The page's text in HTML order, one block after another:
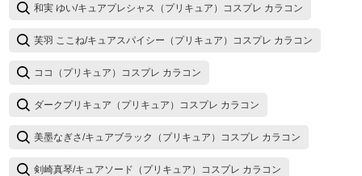
和実 ゆい/キュアプレシャス（プリキュア）コスプレ カラコン
芙羽 ここね/キュアスパイシー（プリキュア）コスプレ カラコン
ココ（プリキュア）コスプレ カラコン
ダークプリキュア（プリキュア）コスプレ カラコン
美墨なぎさ/キュアブラック（プリキュア）コスプレ カラコン
剣崎真琴/キュアソード（プリキュア）コスプレ カラコン